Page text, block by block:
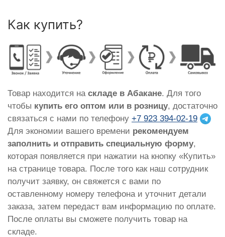
Как купить?
Товар находится на складе в Абакане. Для того
чтобы купить его оптом или в розницу, достаточно
связаться с нами по телефону +7 923 394-02-19
Для экономии вашего времени рекомендуем
заполнить и отправить специальную форму,
которая появляется при нажатии на кнопку «Купить»
на странице товара. После того как наш сотрудник
получит заявку, он свяжется с вами по
оставленному номеру телефона и уточнит детали
заказа, затем передаст вам информацию по оплате.
После оплаты вы сможете получить товар на
складе.